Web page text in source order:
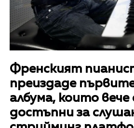
Френският
преиздаде
албума, които вече
достъпни за